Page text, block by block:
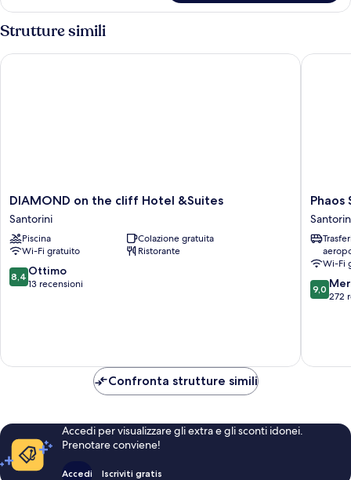
luna
di
miele
Strutture simili
DIAMOND
on
the
cliff
Hotel
&Suites
Santorini
DIAMOND on the cliff Hotel &Suites
Santorini
Piscina
Colazione gratuita
Wi-Fi gratuito
Ristorante
8.4
su
8,4 Ottimo
13 recensioni
DIAMOND on the cliff Hotel &Suites
Phaos
Suites
Phaos
Wi-Fi
9.0
su
9,0
272
Phaos
Confronta strutture simili
Accedi per visualizzare gli extra e gli sconti idonei.
Prenotare conviene!
Accedi Iscriviti gratis